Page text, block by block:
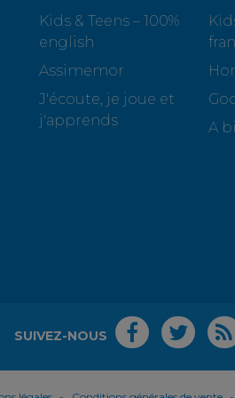
Kids & Teens – 100%
english
Assimemor
J'écoute, je joue et
j'apprends
A
SUIVEZ-NOUS